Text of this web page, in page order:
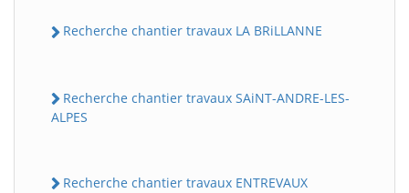
Recherche chantier travaux LA BRiLLANNE
Recherche chantier travaux SAiNT-ANDRE-LES-
ALPES
Recherche chantier travaux ENTREVAUX